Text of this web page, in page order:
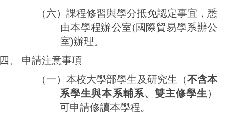
（六）課程修習與學分抵免認定事宜，悉
由本學程辦公室(國際貿易學系辦公
室)辦理。
、 申請注意事項
（一）本校大學部學生及研究生 （不含本
系學生與本系輔系、雙主修學生 ）
可申請修讀本學程。